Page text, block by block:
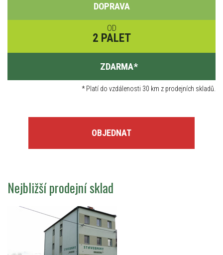
DOPRAVA
OD
2 PALET
ZDARMA*
*Platí do vzdálenosti 30 km z prodejních skladů.
OBJEDNAT
Nejbližší prodejní sklad